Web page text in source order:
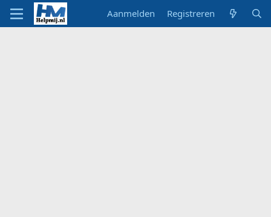
Aanmelden Registreren